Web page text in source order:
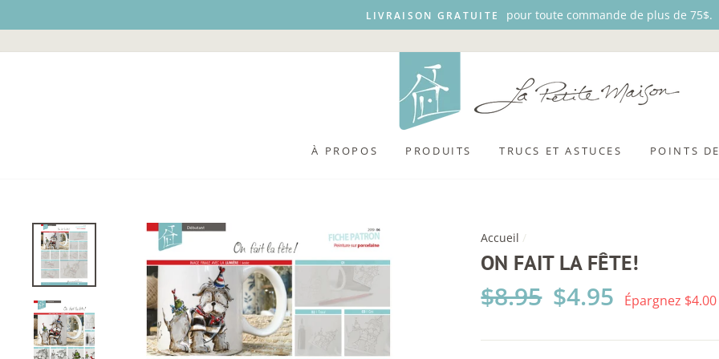
LIVRAISON GRATUITE
pour toute commande de plus de 75$.
À PROPOS PRODUITS TRUCS ET ASTUCES POINTS
Accueil /
ON FAIT LA FÊTE!
Prix
régulier
$8.95
Prix
réduit
$4.95 Épargnez $4.00